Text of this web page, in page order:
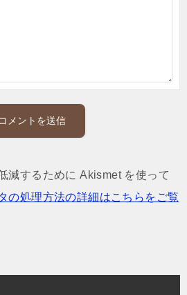
減するために Akismet を使って
の処理方法の詳細はこちらをご覧